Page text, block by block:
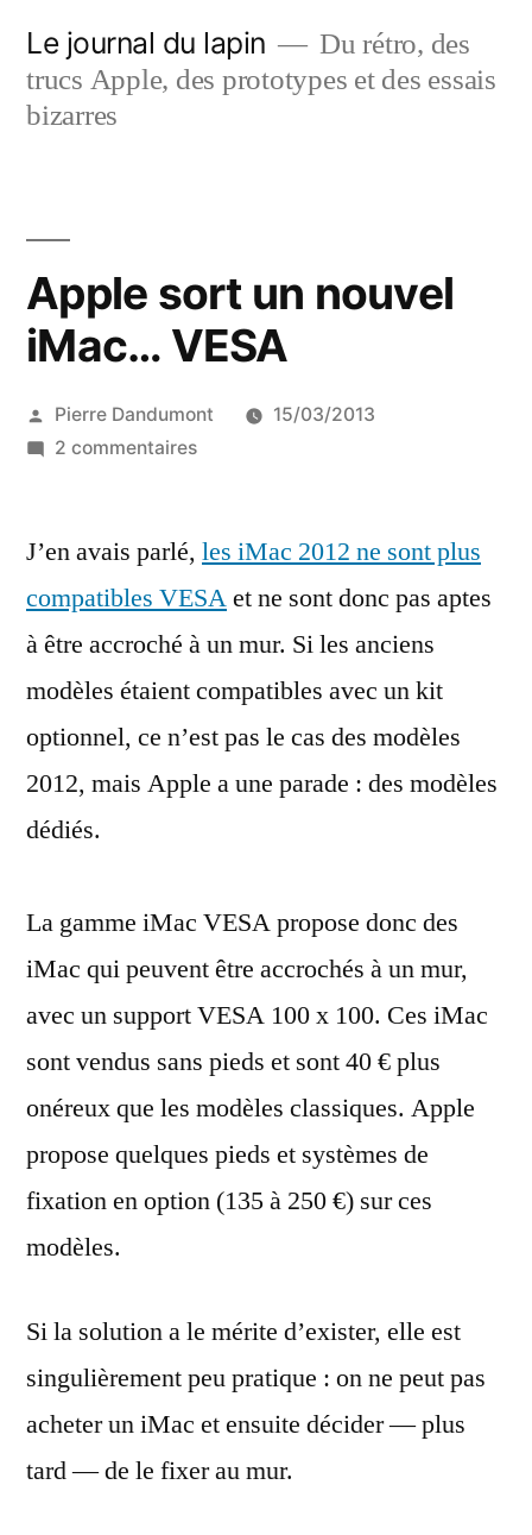
contenu
Le journal du lapin
Du rétro, des
trucs Apple, des prototypes et des essais
bizarres
Apple sort un nouvel
iMac… VESA
Publié
par
Pierre Dandumont
15/03/2013
2 commentairessur
un
iMac…
VESA
J’en avais parlé, les iMac 2012 ne sont plus
compatibles VESAet ne sont donc pas aptes
à être accroché à un mur. Si les anciens
modèles étaient compatibles avec un kit
optionnel, ce n’est pas le cas des modèles
2012, mais Apple a une parade : des modèles
dédiés.
La gamme iMac VESA propose donc des
iMac qui peuvent être accrochés à un mur,
avec un support VESA 100 x 100. Ces iMac
sont vendus sans pieds et sont 40 € plus
onéreux que les modèles classiques. Apple
propose quelques pieds et systèmes de
fixation en option (135 à 250 €) sur ces
modèles.
Si la solution a le mérite d’exister, elle est
singulièrement peu pratique : on ne peut pas
acheter un iMac et ensuite décider — plus
tard — de le fixer au mur.